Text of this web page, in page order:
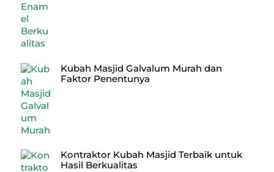
Kubah Masjid Galvalum Murah dan
Faktor Penentunya
Kontraktor Kubah Masjid Terbaik untuk
Hasil Berkualitas